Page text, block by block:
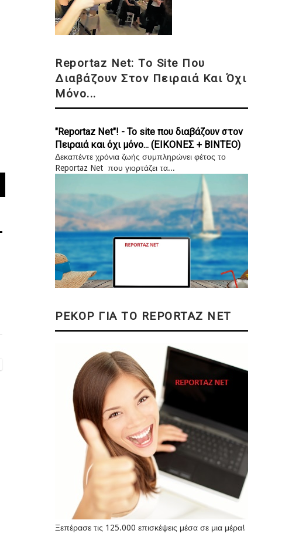
Reportaz Net: Το Site Που
Διαβάζουν Στον Πειραιά Και Όχι
Μόνο...
"Reportaz Net"! - Το site που διαβάζουν στον
Πειραιά και όχι μόνο... (ΕΙΚΟΝΕΣ + ΒΙΝΤΕΟ)
Δεκαπέντε χρόνια ζωής συμπληρώνει φέτος το
Reportaz Net που γιορτάζει τα...
ΡΕΚΟΡ ΓΙΑ ΤΟ REPORTAZ NET
Ξεπέρασε τις 125.000 επισκέψεις μέσα σε μια μέρα!